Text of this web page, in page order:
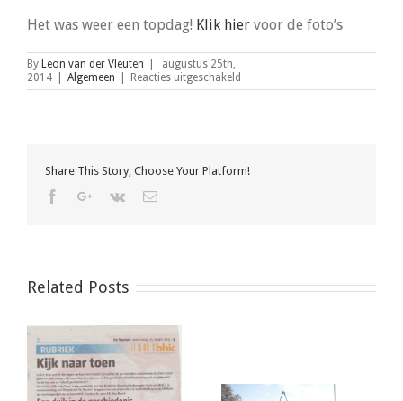
Het was weer een topdag! Klik hier voor de foto’s
By Leon van der Vleuten
augustus 25th,
2014
Algemeen Reacties uitgeschakeld
Bootduiken
Share This Story, Choose Your Platform!
FacebookGoogle+
Vk Email
Related Posts